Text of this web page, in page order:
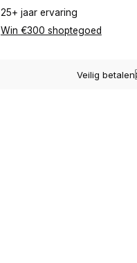
25+ jaar ervaring
Win €300 shoptegoed
Veilig betalen